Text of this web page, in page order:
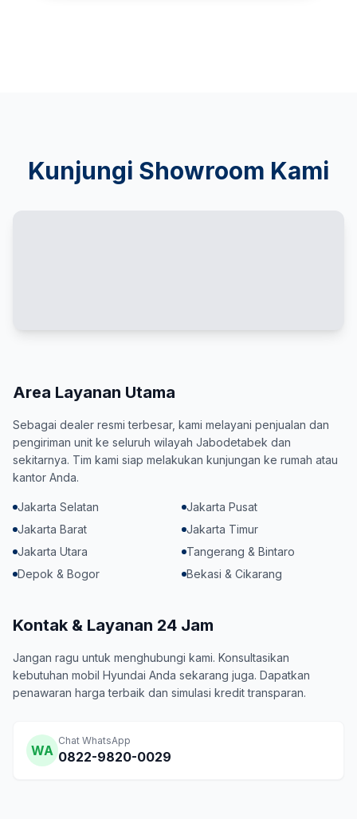
Kunjungi Showroom Kami
Area Layanan Utama
Sebagai dealer resmi terbesar, kami melayani penjualan dan
pengiriman unit ke seluruh wilayah Jabodetabek dan
sekitarnya. Tim kami siap melakukan kunjungan ke rumah atau
kantor Anda.
Jakarta Selatan
Jakarta Pusat
Jakarta Barat
Jakarta Timur
Jakarta Utara
Tangerang & Bintaro
Depok & Bogor
Bekasi & Cikarang
Kontak & Layanan 24 Jam
Jangan ragu untuk menghubungi kami. Konsultasikan
kebutuhan mobil Hyundai Anda sekarang juga. Dapatkan
penawaran harga terbaik dan simulasi kredit transparan.
WA
Chat WhatsApp
0822-9820-0029